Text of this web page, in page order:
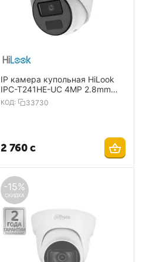
IP камера купольная HiLook
IPC-T241HE-UC 4MP 2.8mm
2560×1440 Mic PoE IP67
КОД: 33730
2 760с
-15%
СКИДКА